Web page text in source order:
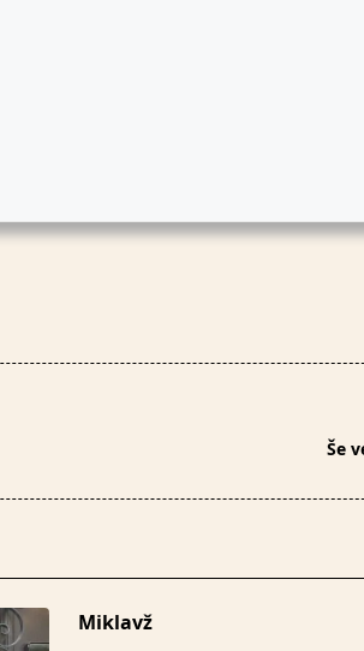
Še
Miklavž